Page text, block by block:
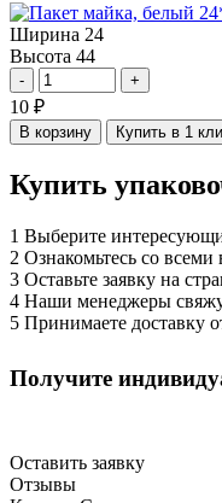
Ширина 24
Высота 44
- +
10 ₽
В корзину Купить в 1
Купить
1 Выберите
2 Ознакомьтесь со
3 Оставьте заявку на
4 Наши менеджеры
5 Принимаете доставку
Получите
Оставить заявку
Отзывы